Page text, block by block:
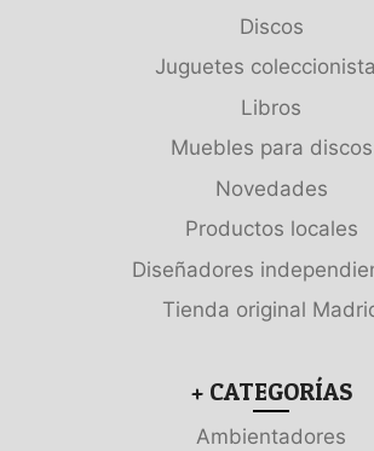
Discos
Juguetes
Libros
Muebles para discos
Novedades
Productos locales
Diseñadores
Tienda original
+ CATEGORÍAS
Ambientadores